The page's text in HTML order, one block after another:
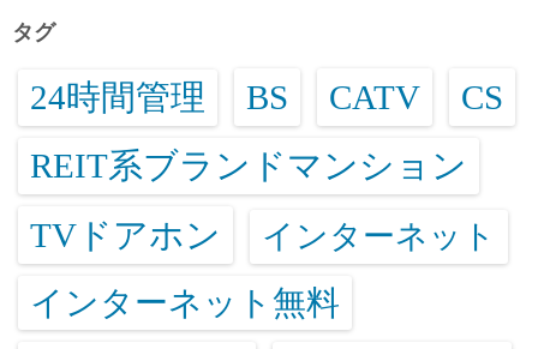
タグ
24時間管理 BS CATV CS
REIT系ブランドマンション
TVドアホン インターネット
インターネット無料